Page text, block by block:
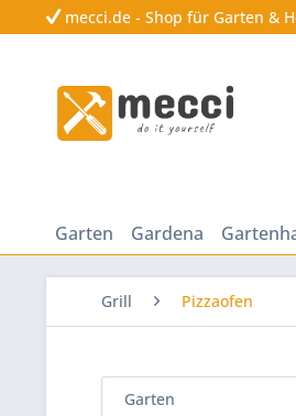
mecci.de - Shop für Garten &
Garten Gardena
Grill Pizzaofen
Garten